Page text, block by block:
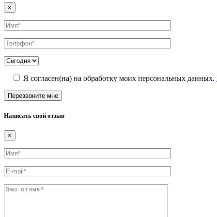
×
Я согласен(на) на обработку моих персональных данных.
Написать свой отзыв
×